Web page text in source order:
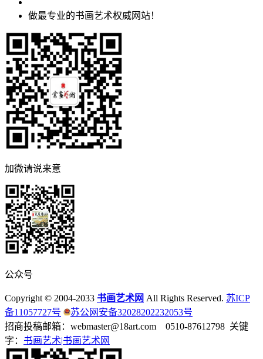
做最专业的书画艺术权威网站！
加微请说来意
公众号
Copyright © 2004-2033 书画艺术网 All Rights Reserved. 苏ICP
备11057727号
苏公网安备32028202232053号
招商投稿邮箱：webmaster@18art.com 0510-87612798 关键
字： 书画艺术|书画艺术网